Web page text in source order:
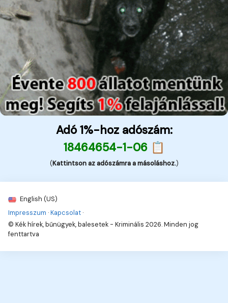
Adó 1%-hoz adószám:
18464654-1-06 📋
(Kattintson az adószámra a másoláshoz.)
English (US)
Impresszum ·Kapcsolat ·
© Kék hírek, bűnügyek, balesetek - Kriminális 2026. Minden jog
fenttartva